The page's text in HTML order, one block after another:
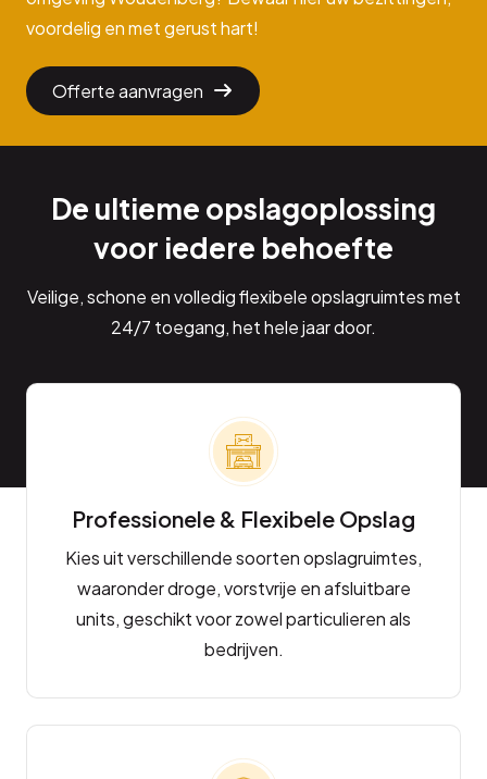
voordelig en met gerust hart!
Offerte aanvragen
De ultieme opslagoplossing
voor iedere behoefte
Veilige, schone en volledig flexibele opslagruimtes met
24/7 toegang, het hele jaar door.
Professionele & Flexibele Opslag
Kies uit verschillende soorten opslagruimtes,
waaronder droge, vorstvrije en afsluitbare
units, geschikt voor zowel particulieren als
bedrijven.